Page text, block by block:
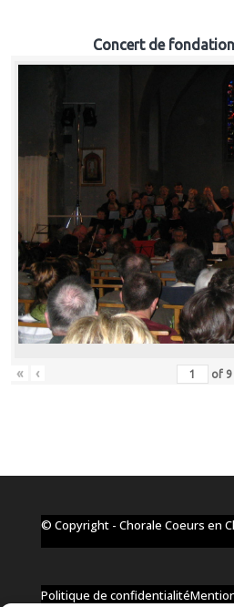
Concert de
« ‹ of 9
© Copyright - Chorale Coeurs en
Politique de confidentialité